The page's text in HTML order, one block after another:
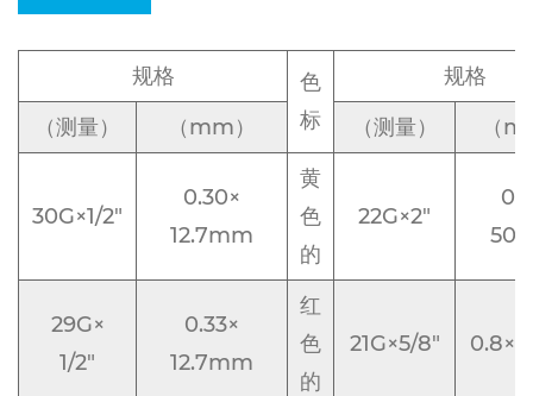
规格
色
标
规格
（测量）
（mm） （测量） （
30G×1/2"
0.30×
12.7mm
黄
色
的
22G×2"
29G×
1/2"
0.33×
12.7mm
红
色
的
21G×5/8"